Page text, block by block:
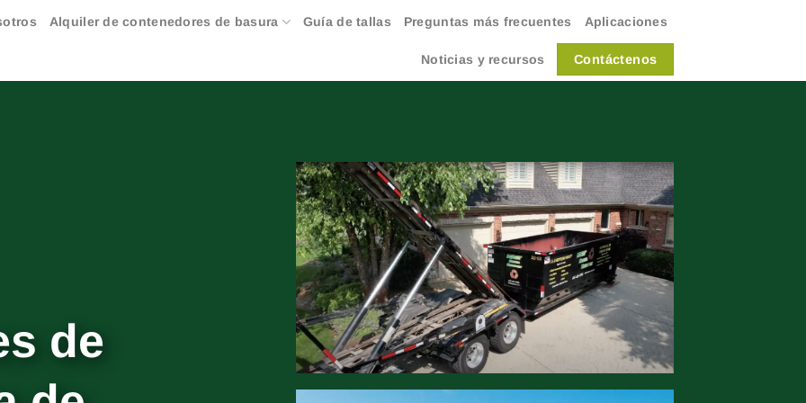
Alquiler de contenedores de basura Guía de tallas Preguntas más frecuentes Aplicaciones
Noticias y recursos Contáctenos
de